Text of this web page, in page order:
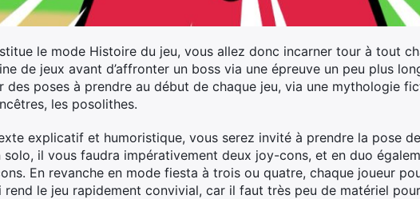
le mode Histoire du jeu, vous allez donc incarner tour à tout
de jeux avant d’affronter un boss via une épreuve un peu plus
des poses à prendre au début de chaque jeu, via une mythologie
les posolithes.
explicatif et humoristique, vous serez invité à prendre la pose
solo, il vous faudra impérativement deux joy-cons, et en duo
En revanche en mode fiesta à trois ou quatre, chaque joueur
rend le jeu rapidement convivial, car il faut très peu de matériel